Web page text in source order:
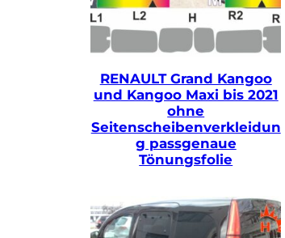
RENAULT Grand Kangoo
und Kangoo Maxi bis 2021
ohne
Seitenscheibenverkleidun
g passgenaue
Tönungsfolie